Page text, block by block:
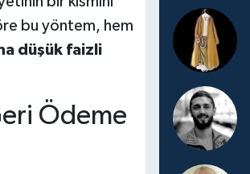
bu yöntem, hem
düşük faizli
Ödeme